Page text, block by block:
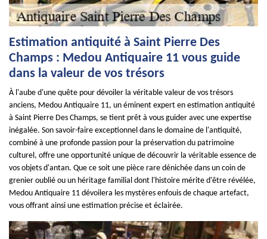
Estimation antiquité à Saint Pierre Des
Champs : Medou Antiquaire 11 vous guide
dans la valeur de vos trésors
À l'aube d'une quête pour dévoiler la véritable valeur de vos trésors
anciens, Medou Antiquaire 11, un éminent expert en estimation antiquité
à Saint Pierre Des Champs, se tient prêt à vous guider avec une expertise
inégalée. Son savoir-faire exceptionnel dans le domaine de l'antiquité,
combiné à une profonde passion pour la préservation du patrimoine
culturel, offre une opportunité unique de découvrir la véritable essence de
vos objets d'antan. Que ce soit une pièce rare dénichée dans un coin de
grenier oublié ou un héritage familial dont l'histoire mérite d'être révélée,
Medou Antiquaire 11 dévoilera les mystères enfouis de chaque artefact,
vous offrant ainsi une estimation précise et éclairée.